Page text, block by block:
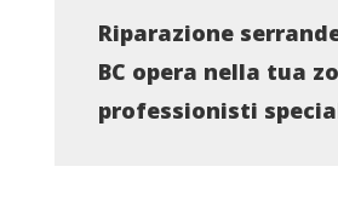
Riparazione
BC opera nella tua
professionisti